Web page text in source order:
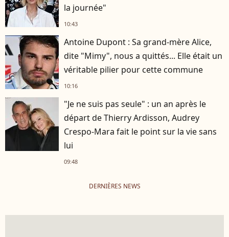
la journée"
10:43
Antoine Dupont : Sa grand-mère Alice,
dite "Mimy", nous a quittés... Elle était un
véritable pilier pour cette commune
10:16
"Je ne suis pas seule" : un an après le
départ de Thierry Ardisson, Audrey
Crespo-Mara fait le point sur la vie sans
lui
09:48
DERNIÈRES NEWS